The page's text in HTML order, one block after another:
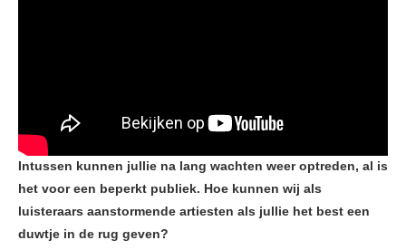
Intussen kunnen jullie na lang wachten weer optreden, al is
het voor een beperkt publiek. Hoe kunnen wij als
luisteraars aanstormende artiesten als jullie het best een
duwtje in de rug geven?